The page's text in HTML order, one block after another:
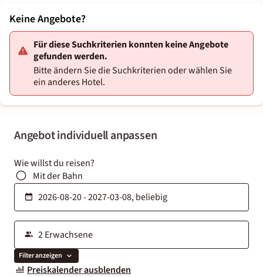
Angebot individuell anpassen
Wie willst du reisen?
Mit der Bahn
Filter anzeigen
Preiskalender ausblenden
Keine Angebote?
Für diese Suchkriterien konnten keine Angebote
gefunden werden.
Bitte ändern Sie die Suchkriterien oder wählen Sie
ein anderes Hotel.